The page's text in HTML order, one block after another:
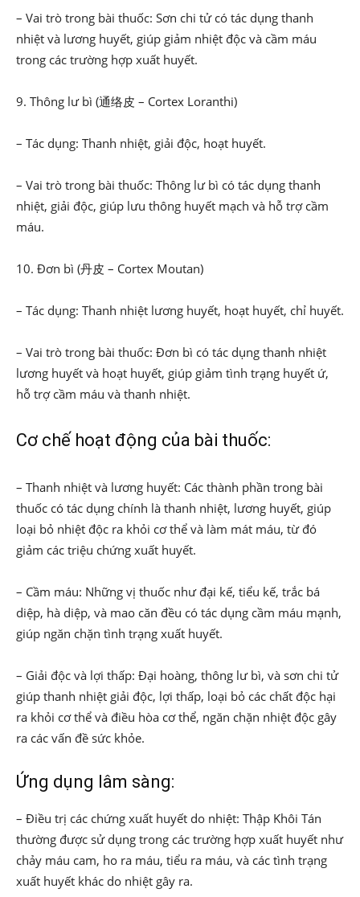
– Vai trò trong bài thuốc: Sơn chi tử có tác dụng thanh
nhiệt và lương huyết, giúp giảm nhiệt độc và cầm máu
trong các trường hợp xuất huyết.
9. Thông lư bì (通络皮 – Cortex Loranthi)
– Tác dụng: Thanh nhiệt, giải độc, hoạt huyết.
– Vai trò trong bài thuốc: Thông lư bì có tác dụng thanh
nhiệt, giải độc, giúp lưu thông huyết mạch và hỗ trợ cầm
máu.
10. Đơn bì (丹皮 – Cortex Moutan)
– Tác dụng: Thanh nhiệt lương huyết, hoạt huyết, chỉ huyết.
– Vai trò trong bài thuốc: Đơn bì có tác dụng thanh nhiệt
lương huyết và hoạt huyết, giúp giảm tình trạng huyết ứ,
hỗ trợ cầm máu và thanh nhiệt.
Cơ chế hoạt động của bài thuốc:
– Thanh nhiệt và lương huyết: Các thành phần trong bài
thuốc có tác dụng chính là thanh nhiệt, lương huyết, giúp
loại bỏ nhiệt độc ra khỏi cơ thể và làm mát máu, từ đó
giảm các triệu chứng xuất huyết.
– Cầm máu: Những vị thuốc như đại kế, tiểu kế, trắc bá
diệp, hà diệp, và mao căn đều có tác dụng cầm máu mạnh,
giúp ngăn chặn tình trạng xuất huyết.
– Giải độc và lợi thấp: Đại hoàng, thông lư bì, và sơn chi tử
giúp thanh nhiệt giải độc, lợi thấp, loại bỏ các chất độc hại
ra khỏi cơ thể và điều hòa cơ thể, ngăn chặn nhiệt độc gây
ra các vấn đề sức khỏe.
Ứng dụng lâm sàng:
– Điều trị các chứng xuất huyết do nhiệt: Thập Khôi Tán
thường được sử dụng trong các trường hợp xuất huyết như
chảy máu cam, ho ra máu, tiểu ra máu, và các tình trạng
xuất huyết khác do nhiệt gây ra.